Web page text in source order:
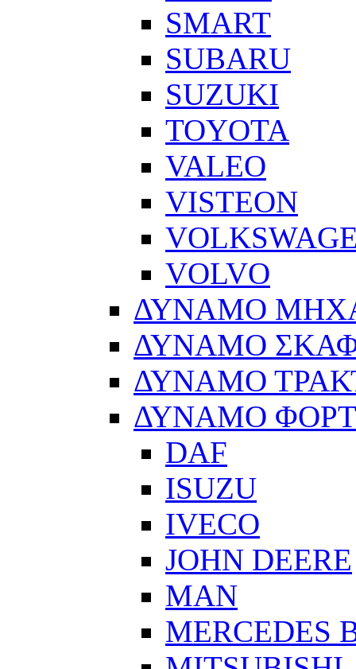
SMART
SUBARU
SUZUKI
TOYOTA
VALEO
VISTEON
VOLVO
ΔΥΝΑΜΟ
ΔΥΝΑΜΟ
ΔΥΝΑΜΟ
ΔΥΝΑΜΟ
DAF
ISUZU
IVECO
JOHN DEERE
MAN
MERCEDES